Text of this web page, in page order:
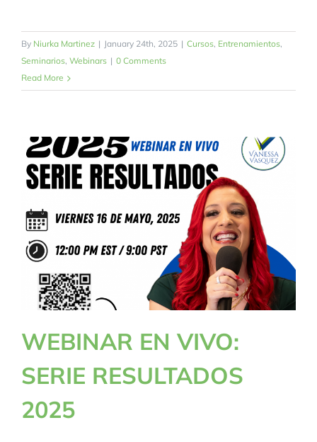
By Niurka Martinez | January 24th, 2025 | Cursos, Entrenamientos,
Seminarios, Webinars | 0 Comments
Read More
WEBINAR EN VIVO:
SERIE RESULTADOS
2025